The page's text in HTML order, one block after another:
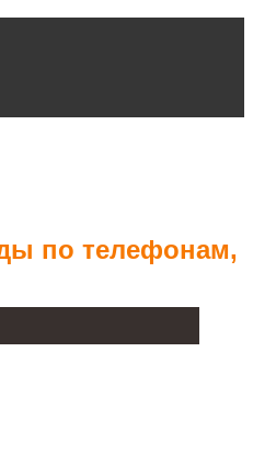
по телефонам,